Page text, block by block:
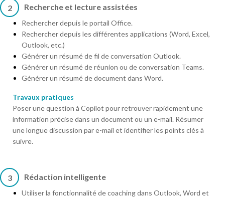
2 Recherche et lecture assistées
Rechercher depuis le portail Office.
Rechercher depuis les différentes applications (Word, Excel,
Outlook, etc.)
Générer un résumé de fil de conversation Outlook.
Générer un résumé de réunion ou de conversation Teams.
Générer un résumé de document dans Word.
Travaux pratiques
Poser une question à Copilot pour retrouver rapidement une
information précise dans un document ou un e-mail. Résumer
une longue discussion par e-mail et identifier les points clés à
suivre.
3 Rédaction intelligente
Utiliser la fonctionnalité de coaching dans Outlook, Word et